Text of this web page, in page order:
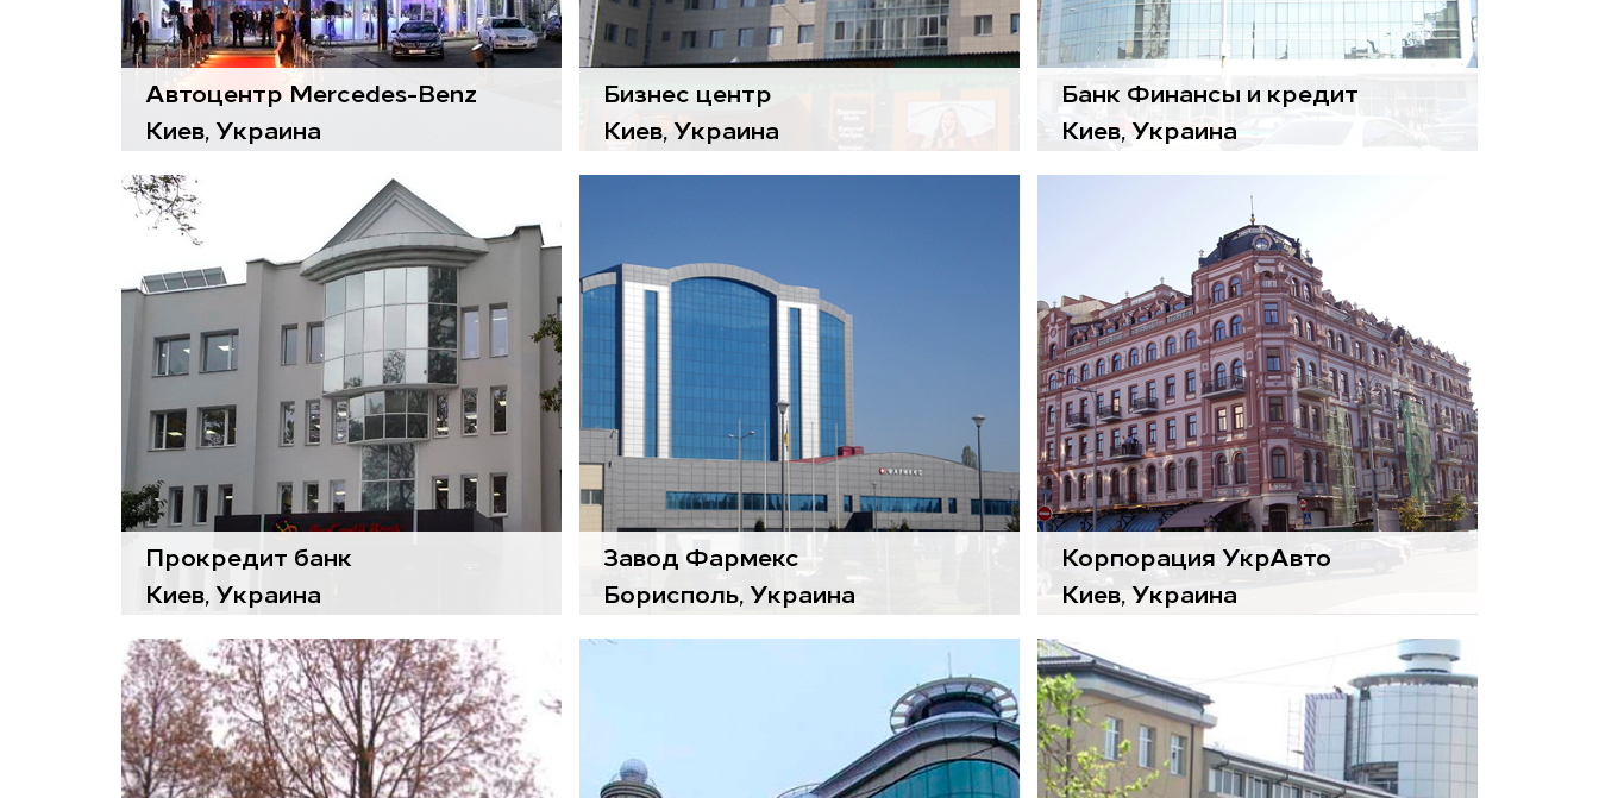
Воздухоподготовительные
агрегатыGold
Прокредит банк
Киев, Украина
агрегаты
ЗаслонкиReact
Завод Фармекс
Борисполь, Украина
Воздухоподготовительные
Gold
Корпорация УкрАвто
Киев, Украина
Банк Финансы и кредит
Киев, Украина
Бизнес центр
Киев, Украина
Автоцентр Mercedes-Benz
Киев, Украина
Воздухоподготовительные
агрегатыGold
Воздухоподготовительные
Воздухоподготовительные
агрегатыGold
Модульные агрегатыBasic